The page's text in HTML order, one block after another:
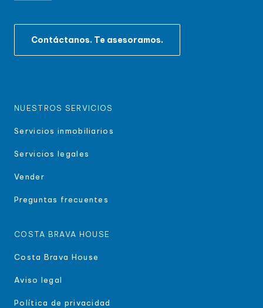
Contáctanos. Te asesoramos.
NUESTROS SERVICIOS
Servicios inmobiliarios
Servicios legales
Vender
Preguntas frecuentes
COSTA BRAVA HOUSE
Costa Brava House
Aviso legal
Política de privacidad